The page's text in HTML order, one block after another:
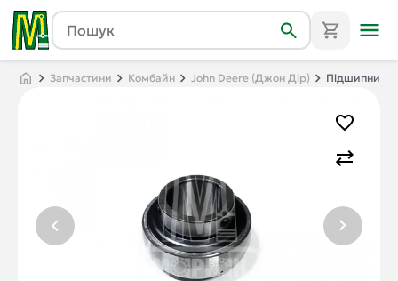
Запчастини Комбайн John Deere (Джон Дір) Підшипник